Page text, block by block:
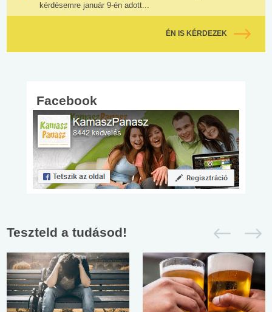
kérdésemre január 9-én adott...
ÉN IS KÉRDEZEK
Facebook
Teszteld a tudásod!